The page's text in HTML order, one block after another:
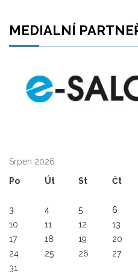
MEDIALNÍ
Srpen 2026
Po
Út St Čt
3
4 5 6
10
11 12 13
17
18 19 20
24
25 26 27
31